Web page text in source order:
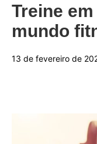
Treine
mundo
13 de fevereiro de